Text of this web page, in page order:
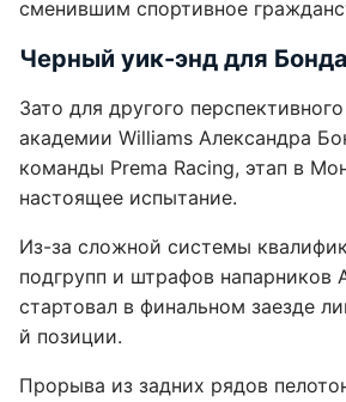
сменившим спортивное
Черный уик-энд для
Зато для другого
академии Williams Александра
команды Prema Racing, этап в
настоящее испытание.
Из-за сложной системы
подгрупп и штрафов напарников
стартовал в финальном заезде
й позиции.
Прорыва из задних рядов